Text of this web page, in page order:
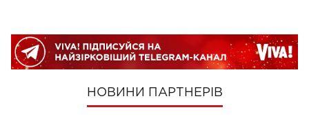
НОВИНИ ПАРТНЕРІВ